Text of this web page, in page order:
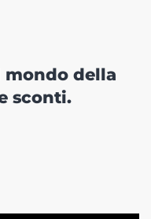
mondo della
sconti.